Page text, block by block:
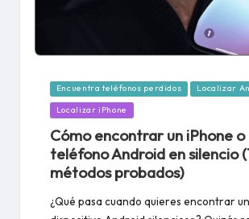
Publicado
en
Encuentra teléfonos perdidos Localizar
Localizar iPhone
Cómo encontrar un iPhone o
teléfono Android en silencio
métodos probados)
¿Qué pasa cuando quieres encontrar